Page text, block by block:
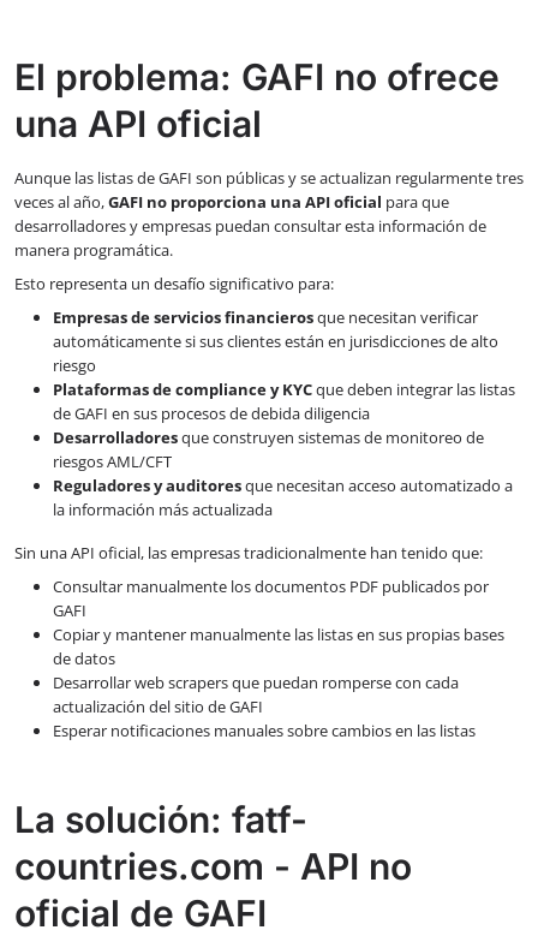
El problema: GAFI no ofrece
una API oficial
Aunque las listas de GAFI son públicas y se actualizan regularmente tres
veces al año,GAFI no proporciona una API oficial para que
desarrolladores y empresas puedan consultar esta información de
manera programática.
Esto representa un desafío significativo para:
Empresas de servicios financierosque necesitan verificar
automáticamente si sus clientes están en jurisdicciones de alto
riesgo
Plataformas de compliance y KYCque deben integrar las listas
de GAFI en sus procesos de debida diligencia
Desarrolladoresque construyen sistemas de monitoreo de
riesgos AML/CFT
Reguladores y auditoresque necesitan acceso automatizado a
la información más actualizada
Sin una API oficial, las empresas tradicionalmente han tenido que:
Consultar manualmente los documentos PDF publicados por
GAFI
Copiar y mantener manualmente las listas en sus propias bases
de datos
Desarrollar web scrapers que puedan romperse con cada
actualización del sitio de GAFI
Esperar notificaciones manuales sobre cambios en las listas
La solución: fatf-
countries.com - API no
oficial de GAFI